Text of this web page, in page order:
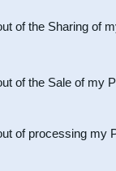
Participants
of the Sharing of
of the Sale of my
of processing my